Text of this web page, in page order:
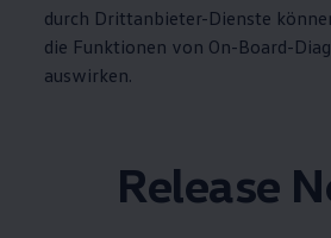
durch Drittanbieter-Dienste
die Funktionen von On-Board-
auswirken.
Release